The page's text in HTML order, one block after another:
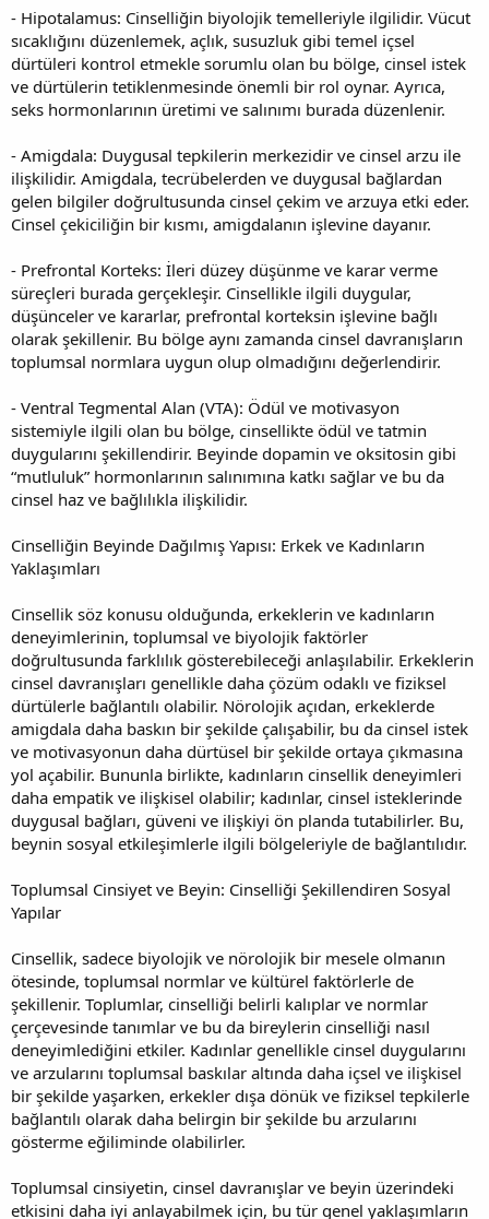
- Hipotalamus: Cinselliğin biyolojik temelleriyle ilgilidir. Vücut
sıcaklığını düzenlemek, açlık, susuzluk gibi temel içsel
dürtüleri kontrol etmekle sorumlu olan bu bölge, cinsel istek
ve dürtülerin tetiklenmesinde önemli bir rol oynar. Ayrıca,
seks hormonlarının üretimi ve salınımı burada düzenlenir.
- Amigdala: Duygusal tepkilerin merkezidir ve cinsel arzu ile
ilişkilidir. Amigdala, tecrübelerden ve duygusal bağlardan
gelen bilgiler doğrultusunda cinsel çekim ve arzuya etki eder.
Cinsel çekiciliğin bir kısmı, amigdalanın işlevine dayanır.
- Prefrontal Korteks: İleri düzey düşünme ve karar verme
süreçleri burada gerçekleşir. Cinsellikle ilgili duygular,
düşünceler ve kararlar, prefrontal korteksin işlevine bağlı
olarak şekillenir. Bu bölge aynı zamanda cinsel davranışların
toplumsal normlara uygun olup olmadığını değerlendirir.
- Ventral Tegmental Alan (VTA): Ödül ve motivasyon
sistemiyle ilgili olan bu bölge, cinsellikte ödül ve tatmin
duygularını şekillendirir. Beyinde dopamin ve oksitosin gibi
“mutluluk” hormonlarının salınımına katkı sağlar ve bu da
cinsel haz ve bağlılıkla ilişkilidir.
Cinselliğin Beyinde Dağılmış Yapısı: Erkek ve Kadınların
Yaklaşımları
Cinsellik söz konusu olduğunda, erkeklerin ve kadınların
deneyimlerinin, toplumsal ve biyolojik faktörler
doğrultusunda farklılık gösterebileceği anlaşılabilir. Erkeklerin
cinsel davranışları genellikle daha çözüm odaklı ve fiziksel
dürtülerle bağlantılı olabilir. Nörolojik açıdan, erkeklerde
amigdala daha baskın bir şekilde çalışabilir, bu da cinsel istek
ve motivasyonun daha dürtüsel bir şekilde ortaya çıkmasına
yol açabilir. Bununla birlikte, kadınların cinsellik deneyimleri
daha empatik ve ilişkisel olabilir; kadınlar, cinsel isteklerinde
duygusal bağları, güveni ve ilişkiyi ön planda tutabilirler. Bu,
beynin sosyal etkileşimlerle ilgili bölgeleriyle de bağlantılıdır.
Toplumsal Cinsiyet ve Beyin: Cinselliği Şekillendiren Sosyal
Yapılar
Cinsellik, sadece biyolojik ve nörolojik bir mesele olmanın
ötesinde, toplumsal normlar ve kültürel faktörlerle de
şekillenir. Toplumlar, cinselliği belirli kalıplar ve normlar
çerçevesinde tanımlar ve bu da bireylerin cinselliği nasıl
deneyimlediğini etkiler. Kadınlar genellikle cinsel duygularını
ve arzularını toplumsal baskılar altında daha içsel ve ilişkisel
bir şekilde yaşarken, erkekler dışa dönük ve fiziksel tepkilerle
bağlantılı olarak daha belirgin bir şekilde bu arzularını
gösterme eğiliminde olabilirler.
Toplumsal cinsiyetin, cinsel davranışlar ve beyin üzerindeki
etkisini daha iyi anlayabilmek için, bu tür genel yaklaşımların